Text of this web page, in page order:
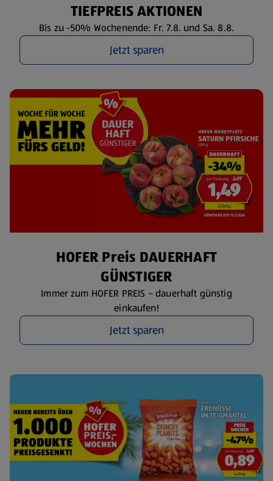
TIEFPREIS AKTIONEN
Bis zu -50% Wochenende: Fr. 7.8. und Sa. 8.8.
Jetzt sparen
HOFER Preis DAUERHAFT
GÜNSTIGER
Immer zum HOFER PREIS – dauerhaft günstig
einkaufen!
Jetzt sparen